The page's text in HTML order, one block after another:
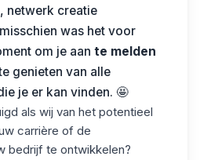
netwerk creatie
was het voor
om je aan te melden
genieten van alle
je er kan vinden. 🤩
als wij van het potentieel
carrière of de
bedrijf te ontwikkelen?